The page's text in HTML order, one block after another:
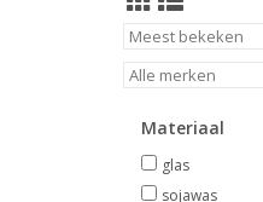
Materiaal
glas
sojawas